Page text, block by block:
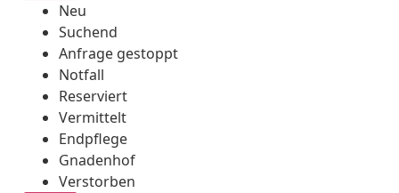
Neu
Suchend
Anfrage gestoppt
Notfall
Reserviert
Vermittelt
Endpflege
Gnadenhof
Verstorben